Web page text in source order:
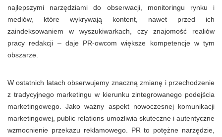
najlepszymi narzędziami do obserwacji, monitoringu rynku i
mediów, które wykrywają kontent, nawet przed ich
zaindeksowaniem w wyszukiwarkach, czy znajomość realiów
pracy redakcji – daje PR-owcom większe kompetencje w tym
obszarze.
W ostatnich latach obserwujemy znaczną zmianę i przechodzenie
z tradycyjnego marketingu w kierunku zintegrowanego podejścia
marketingowego. Jako ważny aspekt nowoczesnej komunikacji
marketingowej, public relations umożliwia skuteczne i autentyczne
wzmocnienie przekazu reklamowego. PR to potężne narzędzie,